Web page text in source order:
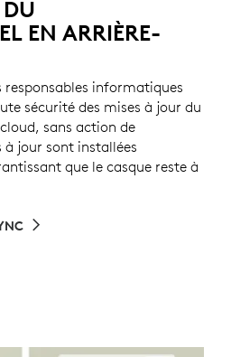
EN ARRIÈRE-
responsables informatiques
sécurité des mises à jour du
sans action de
l’installation de Logi Tune sur
à jour sont installées
que le casque reste à